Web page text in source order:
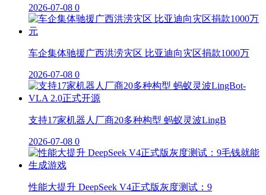
2026-07-08 0
车企集体驰援广西洪涝灾区 比亚迪向灾区捐款1000万
2026-07-08 0
支持17家机器人厂商20多种构型 蚂蚁灵波LingB
2026-07-08 0
性能大提升 DeepSeek V4正式版灰度测试：9